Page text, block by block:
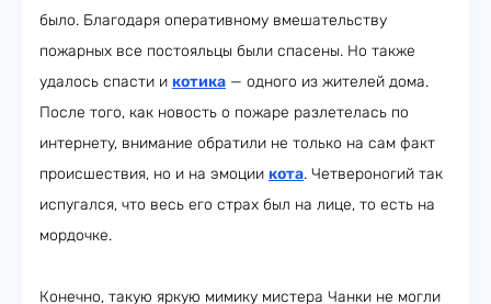
было. Благодаря оперативному вмешательству
пожарных все постояльцы были спасены. Но также
удалось спасти и котика — одного из жителей дома.
После того, как новость о пожаре разлетелась по
интернету, внимание обратили не только на сам факт
происшествия, но и на эмоции кота. Четвероногий так
испугался, что весь его страх был на лице, то есть на
мордочке.
Конечно, такую яркую мимику мистера Чанки не могли